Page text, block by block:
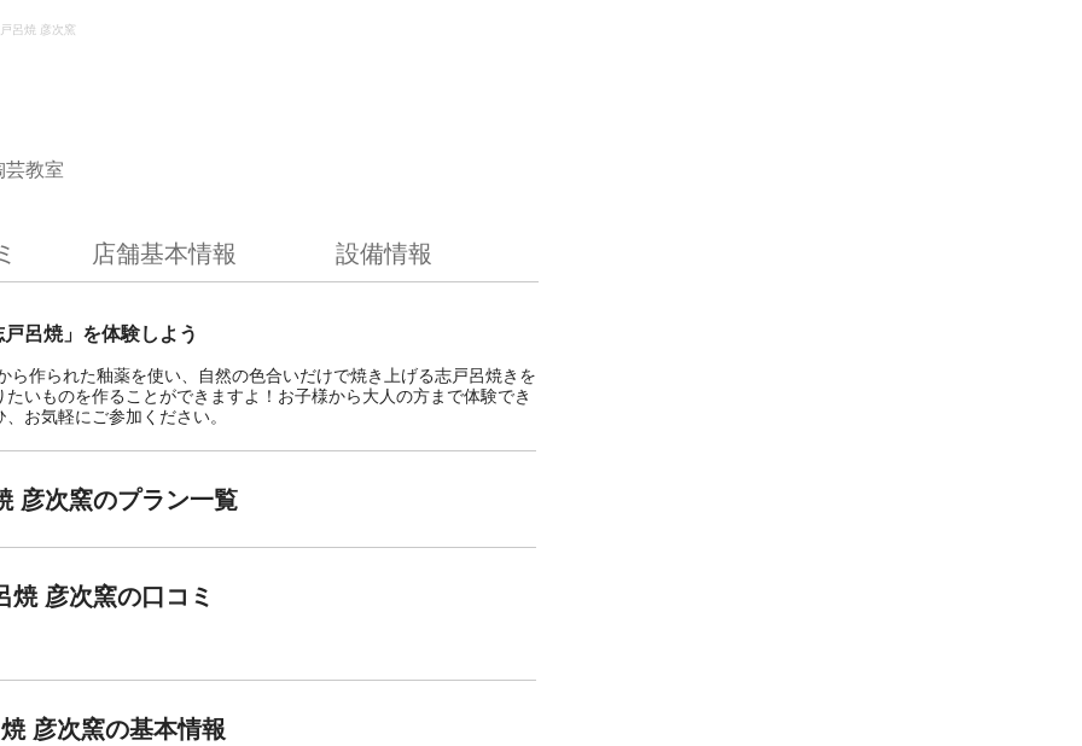
呂焼 彦次窯
教室
店舗基本情報 設備情報
呂焼」を体験しよう
ら作られた釉薬を使い、自然の色合いだけで焼き上げる志戸呂焼きを
いものを作ることができますよ！お子様から大人の方まで体験でき
お気軽にご参加ください。
彦次窯のプラン一覧
焼 彦次窯の口コミ
彦次窯の基本情報